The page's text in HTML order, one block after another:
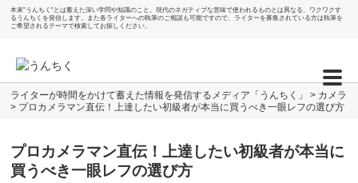
本来"うんちく"とは蓄えた深い学問や知識のこと。現代のネガティブな意味で使われるものとは異なる、ワクワクす
るうんちくを発信します。また各ライターへの執筆のご相談も可能ですので、ライターを募集されている方は執筆を
ご希望されるテーマで検索してお探しください。
ライターが時間をかけて蓄えた情報を発信するメディア「うんちく」 > カメラ
> プロカメラマン直伝！上達したい初級者が本当に買うべき一眼レフの選び方
プロカメラマン直伝！上達したい初級者が本当に
買うべき一眼レフの選び方